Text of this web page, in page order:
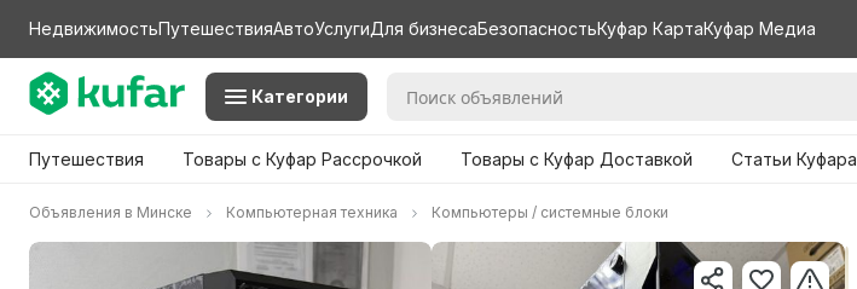
НедвижимостьПутешествияАвтоУслугиДля бизнесаБезопасностьКуфар КартаКуфар Медиа
Категории
Путешествия Товары с Куфар Рассрочкой Товары с Куфар Доставкой Статьи Куфара
Объявления в Минске Компьютерная техника Компьютеры / системные блоки